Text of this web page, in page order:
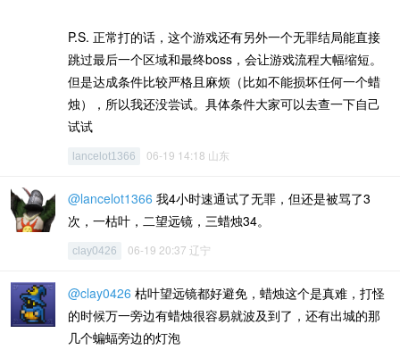
P.S. 正常打的话，这个游戏还有另外一个无罪结局能直接
跳过最后一个区域和最终boss，会让游戏流程大幅缩短。
但是达成条件比较严格且麻烦（比如不能损坏任何一个蜡
烛），所以我还没尝试。具体条件大家可以去查一下自己
试试
lancelot1366 06-19 14:18 山东
@lancelot1366 我4小时速通试了无罪，但还是被骂了3
次，一枯叶，二望远镜，三蜡烛34。
clay0426 06-19 20:37 辽宁
@clay0426 枯叶望远镜都好避免，蜡烛这个是真难，打怪
的时候万一旁边有蜡烛很容易就波及到了，还有出城的那
几个蝙蝠旁边的灯泡